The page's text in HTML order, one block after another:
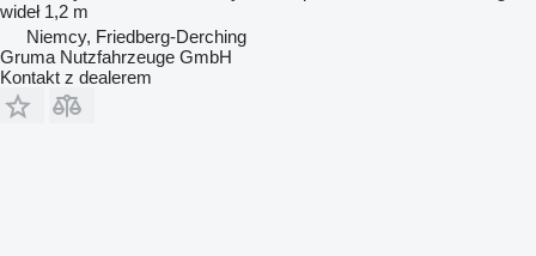
wideł 1,2 m
Niemcy, Friedberg-Derching
Gruma Nutzfahrzeuge GmbH
Kontakt z dealerem